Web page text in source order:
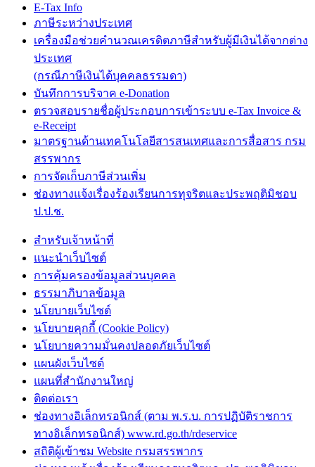
E-Tax Info
ภาษีระหว่างประเทศ
เครื่องมือช่วยคำนวณเครดิตภาษีสำหรับผู้มีเงินได้จากต่าง
ประเทศ
(กรณีภาษีเงินได้บุคคลธรรมดา)
บันทึกการบริจาค e-Donation
ตรวจสอบรายชื่อผู้ประกอบการเข้าระบบ e-Tax Invoice &
e-Receipt
มาตรฐานด้านเทคโนโลยีสารสนเทศและการสื่อสาร กรม
สรรพากร
การจัดเก็บภาษีส่วนเพิ่ม
ช่องทางแจ้งเรื่องร้องเรียนการทุจริตและประพฤติมิชอบ
ป.ป.ช.
สำหรับเจ้าหน้าที่
แนะนำเว็บไซต์
การคุ้มครองข้อมูลส่วนบุคคล
ธรรมาภิบาลข้อมูล
นโยบายเว็บไซต์
นโยบายคุกกี้ (Cookie Policy)
นโยบายความมั่นคงปลอดภัยเว็บไซต์
แผนผังเว็บไซต์
แผนที่สำนักงานใหญ่
ติดต่อเรา
ช่องทางอิเล็กทรอนิกส์ (ตาม พ.ร.บ. การปฏิบัติราชการ
ทางอิเล็กทรอนิกส์) www.rd.go.th/rdeservice
สถิติผู้เข้าชม Website กรมสรรพากร